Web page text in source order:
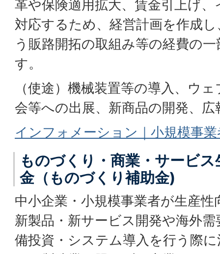
革や保険適用拡大、賃金引上げ
対応するため、経営計画を作成
う販路開拓の取組み等の経費の
す。
（使途）機械装置等の導入、ウ
会等への出展、新商品の開発、
インフォメーション｜小規模事
ものづくり・商業・サービ
金（ものづくり補助金)
中小企業・小規模事業者が生産
新製品・新サービス開発や海外
備投資・システム導入を行う際